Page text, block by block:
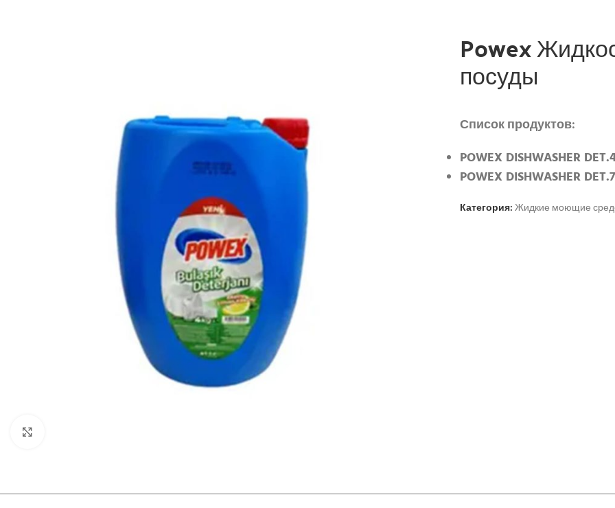
Powex
посуды
Список продуктов:
POWEX DISHWASHER
POWEX DISHWASHER
Категория:Жидкие моющие